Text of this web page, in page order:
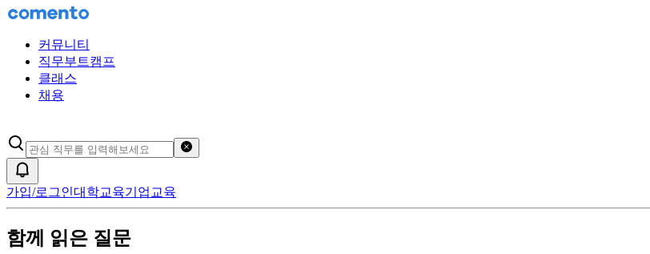
커뮤니티
직무부트캠프
클래스
채용
가입/로그인대학교육기업교육
함께 읽은 질문